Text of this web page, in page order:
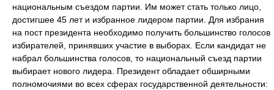
национальным съездом партии. Им может стать только лицо,
достигшее 45 лет и избранное лидером партии. Для избрания
на пост президента необходимо получить большинство голосов
избирателей, принявших участие в выборах. Если кандидат не
набрал большинства голосов, то национальный съезд партии
выбирает нового лидера. Президент обладает обширными
полномочиями во всех сферах государственной деятельности: